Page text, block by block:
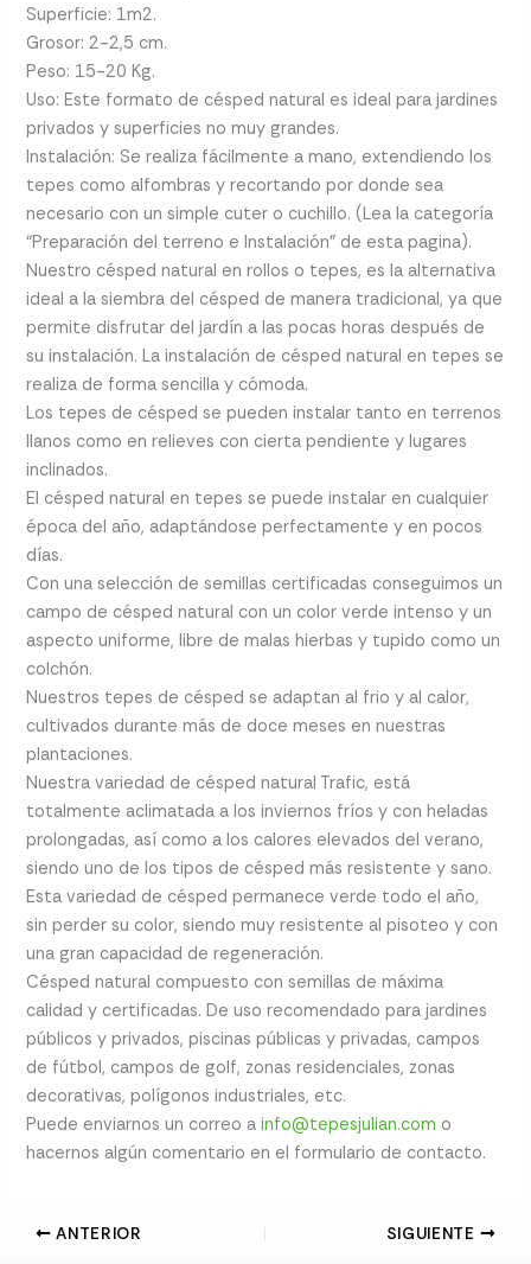
Superficie: 1m2.
Grosor: 2-2,5 cm.
Peso: 15-20 Kg.
Uso: Este formato de césped natural es ideal para jardines
privados y superficies no muy grandes.
Instalación: Se realiza fácilmente a mano, extendiendo los
tepes como alfombras y recortando por donde sea
necesario con un simple cuter o cuchillo. (Lea la categoría
“Preparación del terreno e Instalación” de esta pagina).
Nuestro césped natural en rollos o tepes, es la alternativa
ideal a la siembra del césped de manera tradicional, ya que
permite disfrutar del jardín a las pocas horas después de
su instalación. La instalación de césped natural en tepes se
realiza de forma sencilla y cómoda.
Los tepes de césped se pueden instalar tanto en terrenos
llanos como en relieves con cierta pendiente y lugares
inclinados.
El césped natural en tepes se puede instalar en cualquier
época del año, adaptándose perfectamente y en pocos
días.
Con una selección de semillas certificadas conseguimos un
campo de césped natural con un color verde intenso y un
aspecto uniforme, libre de malas hierbas y tupido como un
colchón.
Nuestros tepes de césped se adaptan al frio y al calor,
cultivados durante más de doce meses en nuestras
plantaciones.
Nuestra variedad de césped natural Trafic, está
totalmente aclimatada a los inviernos fríos y con heladas
prolongadas, así como a los calores elevados del verano,
siendo uno de los tipos de césped más resistente y sano.
Esta variedad de césped permanece verde todo el año,
sin perder su color, siendo muy resistente al pisoteo y con
una gran capacidad de regeneración.
Césped natural compuesto con semillas de máxima
calidad y certificadas. De uso recomendado para jardines
públicos y privados, piscinas públicas y privadas, campos
de fútbol, campos de golf, zonas residenciales, zonas
decorativas, polígonos industriales, etc.
Puede enviarnos un correo ainfo@tepesjulian.com o
hacernos algún comentario en el formulario de contacto.
ANTERIOR SIGUIENTE